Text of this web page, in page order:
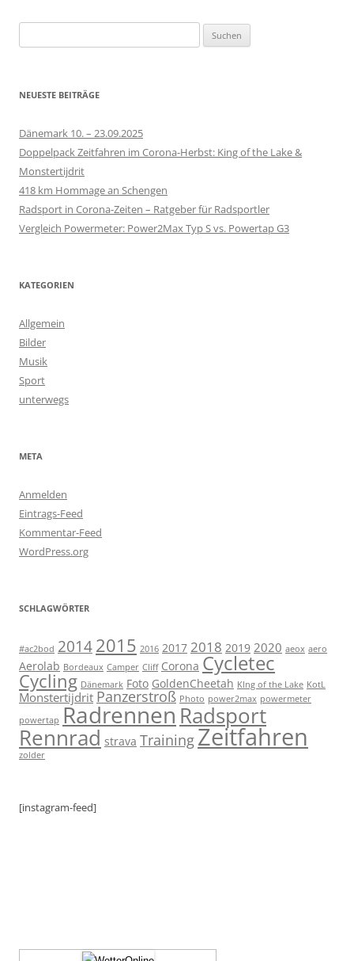
u
h
n
n
a
c
h
:
NEUESTE BEITRÄGE
Dänemark 10. – 23.09.2025
Doppelpack Zeitfahren im Corona-Herbst: King of the Lake &
Monstertijdrit
418 km Hommage an Schengen
Radsport in Corona-Zeiten – Ratgeber für Radsportler
Vergleich Powermeter: Power2Max Typ S vs. Powertap G3
KATEGORIEN
Allgemein
Bilder
Musik
Sport
unterwegs
META
Anmelden
Eintrags-Feed
Kommentar-Feed
WordPress.org
SCHLAGWÖRTER
#ac2bod 20142015 2016 2017 2018 2019 2020 aeox aero
Aerolab Bordeaux Camper Cliff Corona Cycletec
Cycling Dänemark Foto GoldenCheetah KIng of the Lake KotL
MonstertijdritPanzerstroß Photo power2max powermeter
powertap Radrennen Radsport
Rennrad strava TrainingZeitfahren
zolder
[instagram-feed]